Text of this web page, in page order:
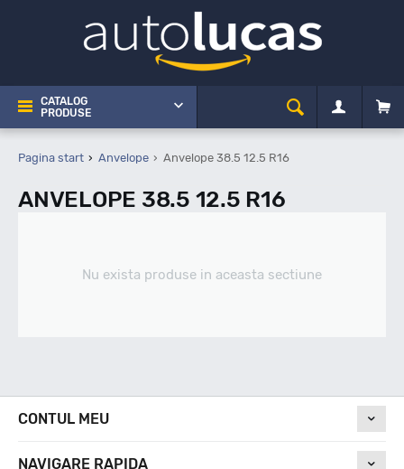
CATALOG
PRODUSE
Pagina start Anvelope Anvelope 38.5 12.5 R16
ANVELOPE 38.5 12.5 R16
Nu exista produse in aceasta sectiune
CONTUL MEU
NAVIGARE RAPIDA